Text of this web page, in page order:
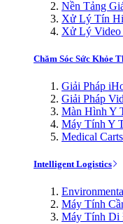
Nền Tảng
Xử Lý Tín
Xử Lý Video
Chăm Sóc Sức Khỏe
Giải Pháp
Giải Pháp
Màn Hình Y
Máy Tính Y
Medical Carts
Intelligent Logistics
Máy Tính
Máy Tính Di